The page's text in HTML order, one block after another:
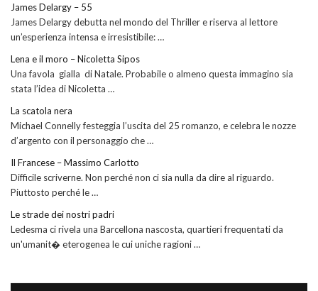
James Delargy – 55
James Delargy debutta nel mondo del Thriller e riserva al lettore
un’esperienza intensa e irresistibile: …
Lena e il moro – Nicoletta Sipos
Una favola gialla di Natale. Probabile o almeno questa immagino sia
stata l’idea di Nicoletta …
La scatola nera
Michael Connelly festeggia l’uscita del 25 romanzo, e celebra le nozze
d’argento con il personaggio che …
Il Francese – Massimo Carlotto
Difficile scriverne. Non perché non ci sia nulla da dire al riguardo.
Piuttosto perché le …
Le strade dei nostri padri
Ledesma ci rivela una Barcellona nascosta, quartieri frequentati da
un'umanit� eterogenea le cui uniche ragioni …